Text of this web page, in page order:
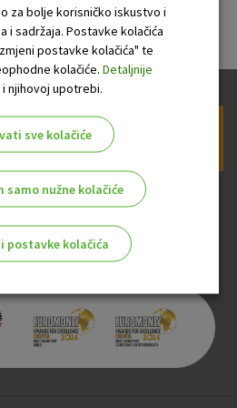
OTP banke
za bolje korisničko iskustvo i
i sadržaja. Postavke kolačića
postavke kolačića" te
kolačiće. Detaljnije
i njihovoj upotrebi.
sve kolačiće
samo nužne kolačiće
postavke kolačića